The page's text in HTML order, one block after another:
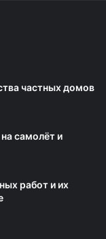
частных домов
самолёт и
работ и их